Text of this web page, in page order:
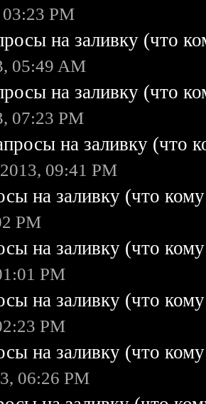
PM
на заливку (что
05:49 AM
на заливку (что
07:23 PM
на заливку (что
09:41 PM
на заливку (что
PM
на заливку (что
PM
на заливку (что
PM
на заливку (что
06:26 PM